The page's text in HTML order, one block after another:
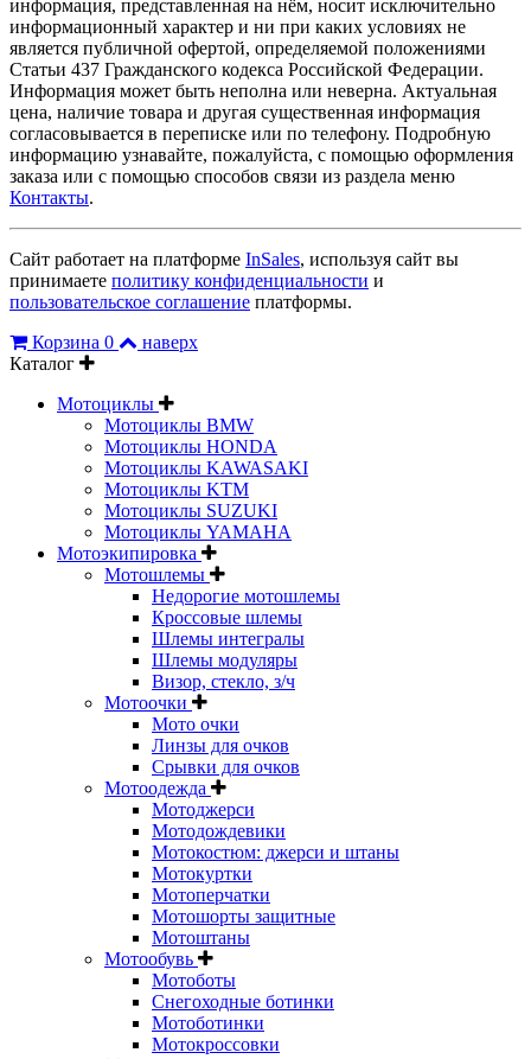
информация, представленная на нём, носит исключительно
информационный характер и ни при каких условиях не
является публичной офертой, определяемой положениями
Статьи 437 Гражданского кодекса Российской Федерации.
Информация может быть неполна или неверна. Актуальная
цена, наличие товара и другая существенная информация
согласовывается в переписке или по телефону. Подробную
информацию узнавайте, пожалуйста, с помощью оформления
заказа или с помощью способов связи из раздела меню
Контакты.
Сайт работает на платформе InSales, используя сайт вы
принимаете политику конфиденциальности и
пользовательское соглашение платформы.
Корзина 0
наверх
Каталог
Мотоциклы
Мотоциклы BMW
Мотоциклы HONDA
Мотоциклы KAWASAKI
Мотоциклы KTM
Мотоциклы SUZUKI
Мотоциклы YAMAHA
Мотоэкипировка
Мотошлемы
Недорогие мотошлемы
Кроссовые шлемы
Шлемы интегралы
Шлемы модуляры
Визор, стекло, з/ч
Мотоочки
Мото очки
Линзы для очков
Срывки для очков
Мотоодежда
Мотоджерси
Мотодождевики
Мотокостюм: джерси и штаны
Мотокуртки
Мотоперчатки
Мотошорты защитные
Мотоштаны
Мотообувь
Мотоботы
Снегоходные ботинки
Мотоботинки
Мотокроссовки